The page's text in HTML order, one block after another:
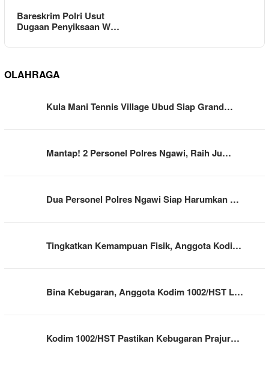
Bareskrim Polri Usut
Dugaan Penyiksaan W…
OLAHRAGA
Kula Mani Tennis Village Ubud Siap Grand…
Mantap! 2 Personel Polres Ngawi, Raih Ju…
Dua Personel Polres Ngawi Siap Harumkan …
Tingkatkan Kemampuan Fisik, Anggota Kodi…
Bina Kebugaran, Anggota Kodim 1002/HST L…
Kodim 1002/HST Pastikan Kebugaran Prajur…